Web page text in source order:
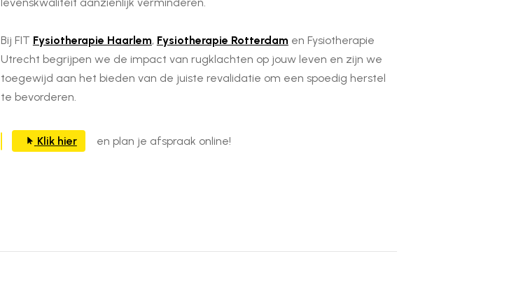
levenskwaliteit aanzienlijk verminderen.
Bij FIT Fysiotherapie Haarlem, Fysiotherapie Rotterdam en Fysiotherapie
Utrecht begrijpen we de impact van rugklachten op jouw leven en zijn we
toegewijd aan het bieden van de juiste revalidatie om een spoedig herstel
te bevorderen.
Klik hier en plan je afspraak online!